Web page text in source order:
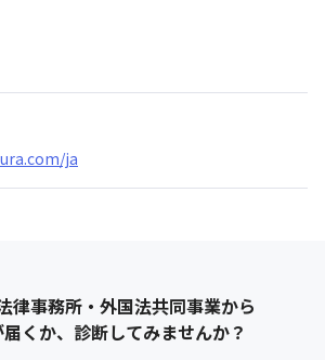
ja
律事務所・外国法共同事業から
くか、診断してみませんか？